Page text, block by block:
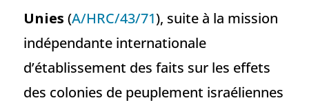
Unies (A/HRC/43/71), suite à la mission
indépendante internationale
d’établissement des faits sur les effets
des colonies de peuplement israéliennes